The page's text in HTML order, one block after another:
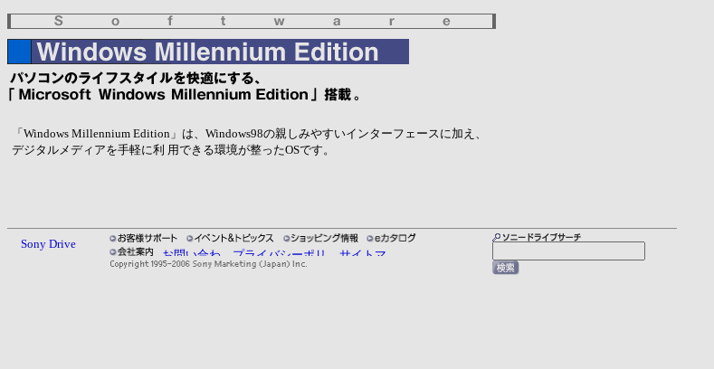
「Windows Millennium Edition」は、Windows98の親しみやすいインターフェースに加え、
デジタルメディアを手軽に利 用できる環境が整ったOSです。